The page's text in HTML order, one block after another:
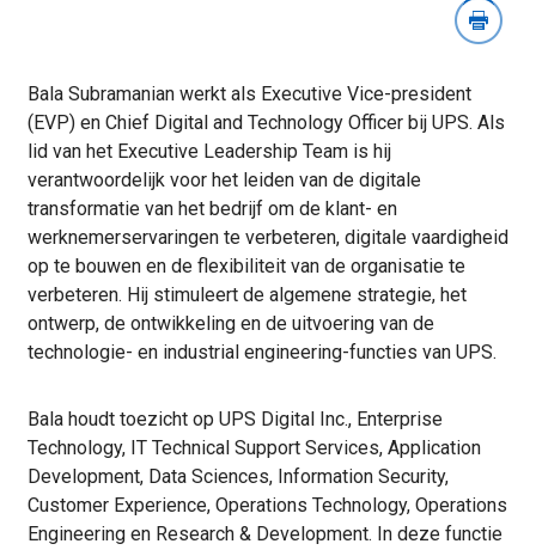
Bala Subramanian werkt als Executive Vice-president
(EVP) en Chief Digital and Technology Officer bij UPS. Als
lid van het Executive Leadership Team is hij
verantwoordelijk voor het leiden van de digitale
transformatie van het bedrijf om de klant- en
werknemerservaringen te verbeteren, digitale vaardigheid
op te bouwen en de flexibiliteit van de organisatie te
verbeteren. Hij stimuleert de algemene strategie, het
ontwerp, de ontwikkeling en de uitvoering van de
technologie- en industrial engineering-functies van UPS.
Bala houdt toezicht op UPS Digital Inc., Enterprise
Technology, IT Technical Support Services, Application
Development, Data Sciences, Information Security,
Customer Experience, Operations Technology, Operations
Engineering en Research & Development. In deze functie